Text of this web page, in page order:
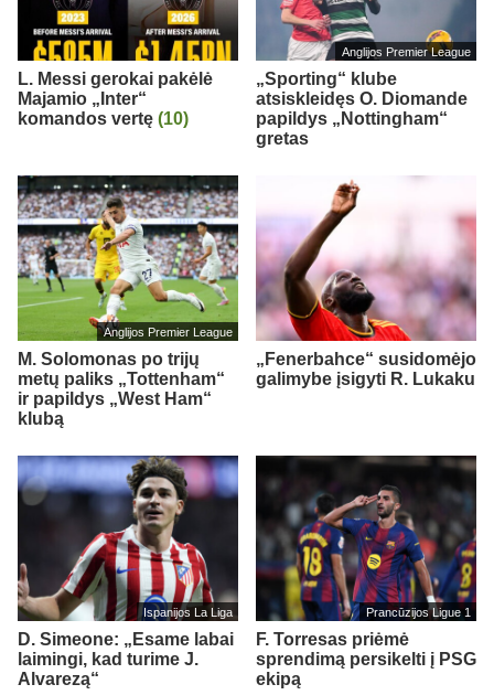
L. Messi gerokai pakėlė
Majamio „Inter“
komandos vertę (10)
Anglijos Premier League
„Sporting“ klube
atsiskleidęs O. Diomande
papildys „Nottingham“
gretas
Anglijos Premier League
M. Solomonas po trijų
metų paliks „Tottenham“
ir papildys „West Ham“
klubą
„Fenerbahce“ susidomėjo
galimybe įsigyti R. Lukaku
Ispanijos La Liga
D. Simeone: „Esame labai
laimingi, kad turime J.
Alvarezą“
Prancūzijos Ligue 1
F. Torresas priėmė
sprendimą persikelti į PSG
ekipą